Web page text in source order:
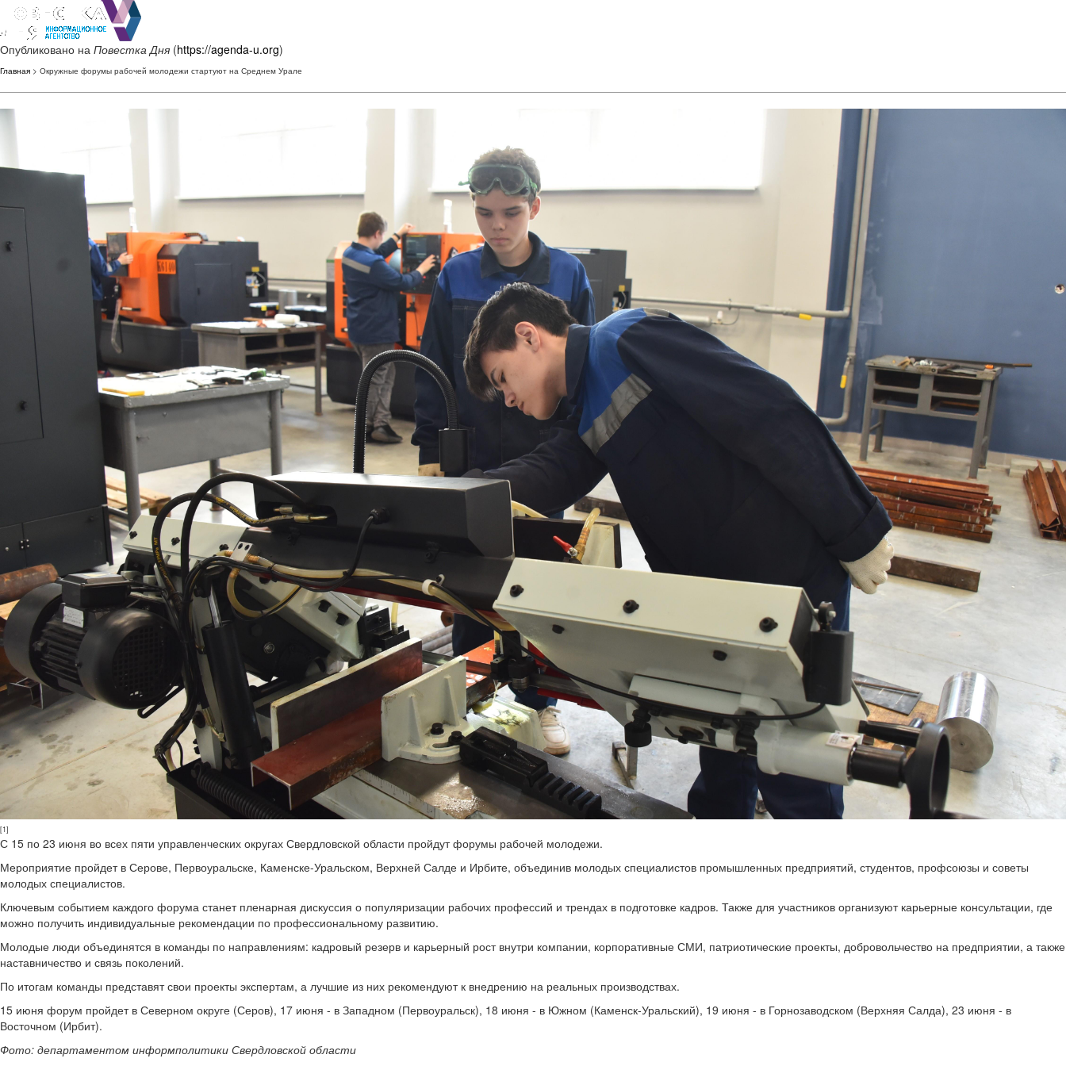
Опубликовано на Повестка Дня (https://agenda-u.org)
Главная > Окружные форумы рабочей молодежи стартуют на Среднем Урале
[1]
С 15 по 23 июня во всех пяти управленческих округах Свердловской области пройдут форумы рабочей молодежи.
Мероприятие пройдет в Серове, Первоуральске, Каменске-Уральском, Верхней Салде и Ирбите, объединив молодых специалистов промышленных предприятий, студентов, профсоюзы и советы
молодых специалистов.
Ключевым событием каждого форума станет пленарная дискуссия о популяризации рабочих профессий и трендах в подготовке кадров. Также для участников организуют карьерные консультации, где
можно получить индивидуальные рекомендации по профессиональному развитию.
Молодые люди объединятся в команды по направлениям: кадровый резерв и карьерный рост внутри компании, корпоративные СМИ, патриотические проекты, добровольчество на предприятии, а также
наставничество и связь поколений.
По итогам команды представят свои проекты экспертам, а лучшие из них рекомендуют к внедрению на реальных производствах.
15 июня форум пройдет в Северном округе (Серов), 17 июня - в Западном (Первоуральск), 18 июня - в Южном (Каменск-Уральский), 19 июня - в Горнозаводском (Верхняя Салда), 23 июня - в
Восточном (Ирбит).
Фото: департаментом информполитики Свердловской области